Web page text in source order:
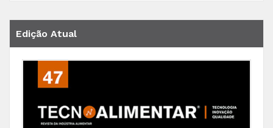
Edição Atual